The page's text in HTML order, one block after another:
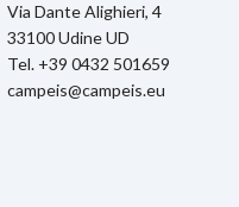
Via Dante Alighieri, 4
33100 Udine UD
Tel. +39 0432 501659
campeis@campeis.eu